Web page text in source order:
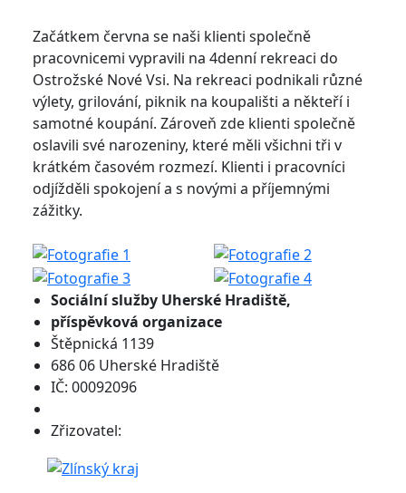
Začátkem června se naši klienti společně
pracovnicemi vypravili na 4denní rekreaci do
Ostrožské Nové Vsi. Na rekreaci podnikali různé
výlety, grilování, piknik na koupališti a někteří i
samotné koupání. Zároveň zde klienti společně
oslavili své narozeniny, které měli všichni tři v
krátkém časovém rozmezí. Klienti i pracovníci
odjížděli spokojení a s novými a příjemnými
zážitky.
Sociální služby Uherské Hradiště,
příspěvková organizace
Štěpnická 1139
686 06 Uherské Hradiště
IČ: 00092096
Zřizovatel: